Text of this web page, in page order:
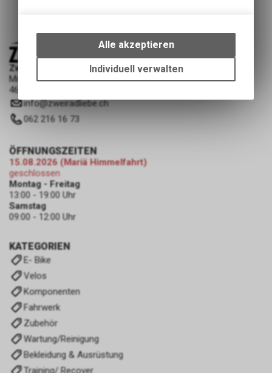
Zweiradliebe GmbH
Mittelgäustrasse 53
4616 Kappel SO
info@zweiradliebe.ch
062 216 16 73
KATEGORIEN
E- Bike
Velos
Komponenten
Fahrwerk
Zubehör
Wartung/Reinigung
Bekleidung & Ausrüstung
Training/ Recover
ÖFFNUNGSZEITEN
15.08.2026 (Mariä Himmelfahrt)
geschlossen
Montag - Freitag
13:00 - 19:00 Uhr
Samstag
09:00 - 12:00 Uhr
bestimmte Interaktionen und
Einstellungen auf Ihrem Gerät,
um die grundlegenden
Funktionen unseres Online-
des Warenkorbs, zu
zulassen.
Alle akzeptieren
Individuell verwalten